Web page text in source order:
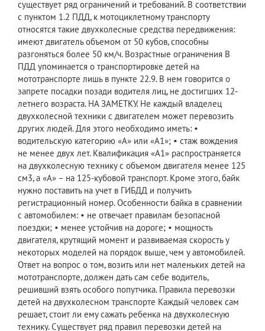
существует ряд ограничений и требований. В соответствии
с пунктом 1.2 ПДД, к мотоциклетному транспорту
относятся такие двухколесные средства передвижения:
имеют двигатель объемом от 50 кубов, способны
разгоняться более 50 км/ч. Возрастные ограничения В
ПДД упоминается о транспортировке детей на
мототранспорте лишь в пункте 22.9. В нем говорится о
запрете посадки позади водителя лиц, не достигших 12-
летнего возраста. НА ЗАМЕТКУ. Не каждый владелец
двухколесной техники с двигателем может перевозить
других людей. Для этого необходимо иметь: •
водительскую категорию «А» или «А1»; • стаж вождения
не менее двух лет. Квалификация «А1» распространяется
на двухколесную технику с объемом двигателя менее 125
см3, а «А» – на 125-кубовой транспорт. Кроме этого, байк
нужно поставить на учет в ГИБДД и получить
регистрационный номер. Особенности байка в сравнении
с автомобилем: • не отвечает правилам безопасной
поездки; • менее устойчив на дороге; • мощность
двигателя, крутящий момент и развиваемая скорость у
некоторых моделей на порядок выше, чем у автомобилей.
Ответ на вопрос о том, возить или нет маленьких детей на
мототранспорте, должен дать сам себе водитель,
решивший взять особого попутчика. Правила перевозки
детей на двухколесном транспорте Каждый человек сам
решает, стоит ли ему сажать ребенка на двухколесную
технику. Существует ряд правил перевозки детей на